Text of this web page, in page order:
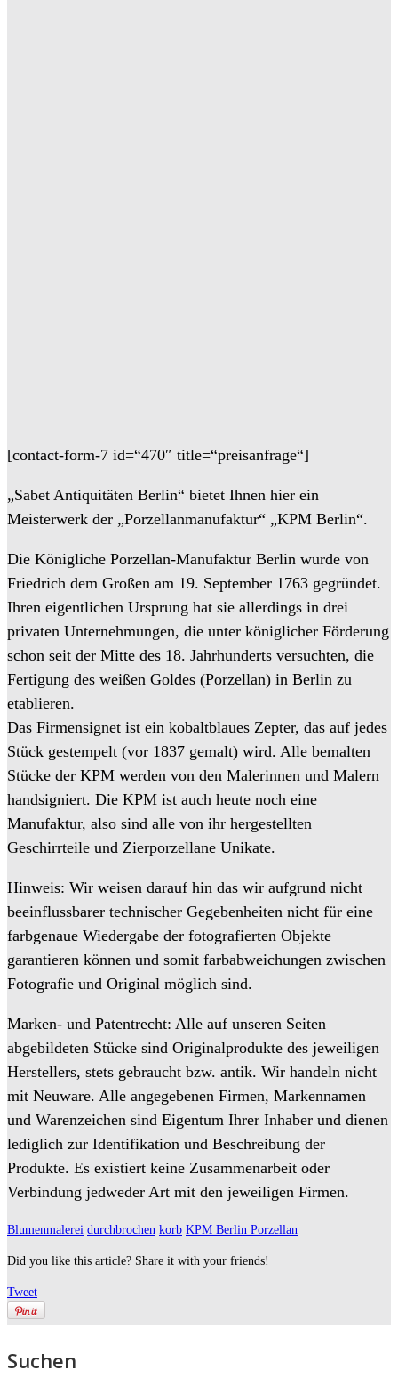
[contact-form-7 id=“470″ title=“preisanfrage“]
„Sabet Antiquitäten Berlin“ bietet Ihnen hier ein
Meisterwerk der „Porzellanmanufaktur“ „KPM Berlin“.
Die Königliche Porzellan-Manufaktur Berlin wurde von
Friedrich dem Großen am 19. September 1763 gegründet.
Ihren eigentlichen Ursprung hat sie allerdings in drei
privaten Unternehmungen, die unter königlicher Förderung
schon seit der Mitte des 18. Jahrhunderts versuchten, die
Fertigung des weißen Goldes (Porzellan) in Berlin zu
etablieren.
Das Firmensignet ist ein kobaltblaues Zepter, das auf jedes
Stück gestempelt (vor 1837 gemalt) wird. Alle bemalten
Stücke der KPM werden von den Malerinnen und Malern
handsigniert. Die KPM ist auch heute noch eine
Manufaktur, also sind alle von ihr hergestellten
Geschirrteile und Zierporzellane Unikate.
Hinweis: Wir weisen darauf hin das wir aufgrund nicht
beeinflussbarer technischer Gegebenheiten nicht für eine
farbgenaue Wiedergabe der fotografierten Objekte
garantieren können und somit farbabweichungen zwischen
Fotografie und Original möglich sind.
Marken- und Patentrecht: Alle auf unseren Seiten
abgebildeten Stücke sind Originalprodukte des jeweiligen
Herstellers, stets gebraucht bzw. antik. Wir handeln nicht
mit Neuware. Alle angegebenen Firmen, Markennamen
und Warenzeichen sind Eigentum Ihrer Inhaber und dienen
lediglich zur Identifikation und Beschreibung der
Produkte. Es existiert keine Zusammenarbeit oder
Verbindung jedweder Art mit den jeweiligen Firmen.
Blumenmalerei durchbrochen korb KPM Berlin Porzellan
Did you like this article? Share it with your friends!
Tweet
Suchen